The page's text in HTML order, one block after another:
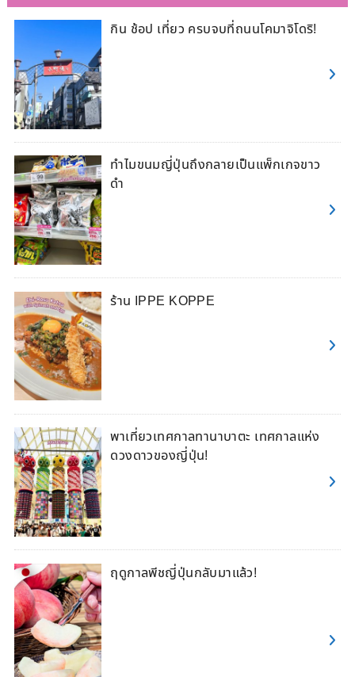
กิน ช้อป เที่ยว ครบจบที่ถนนโคมาจิโดริ!
ทำไมขนมญี่ปุ่นถึงกลายเป็นแพ็กเกจขาว
ดำ
ร้าน IPPE KOPPE
พาเที่ยวเทศกาลทานาบาตะ เทศกาลแห่ง
ดวงดาวของญี่ปุ่น!
ฤดูกาลพีชญี่ปุ่นกลับมาแล้ว!